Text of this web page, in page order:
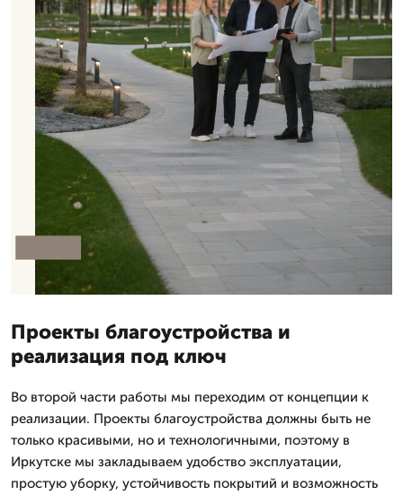
Проекты благоустройства и
реализация под ключ
Во второй части работы мы переходим от концепции к
реализации. Проекты благоустройства должны быть не
только красивыми, но и технологичными, поэтому в
Иркутске мы закладываем удобство эксплуатации,
простую уборку, устойчивость покрытий и возможность